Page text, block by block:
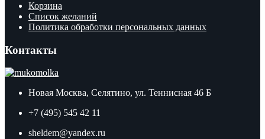
Корзина
Список желаний
Политика обработки персональных данных
Контакты
Новая Москва, Селятино, ул. Теннисная 46 Б
+7 (495) 545 42 11
sheldem@yandex.ru